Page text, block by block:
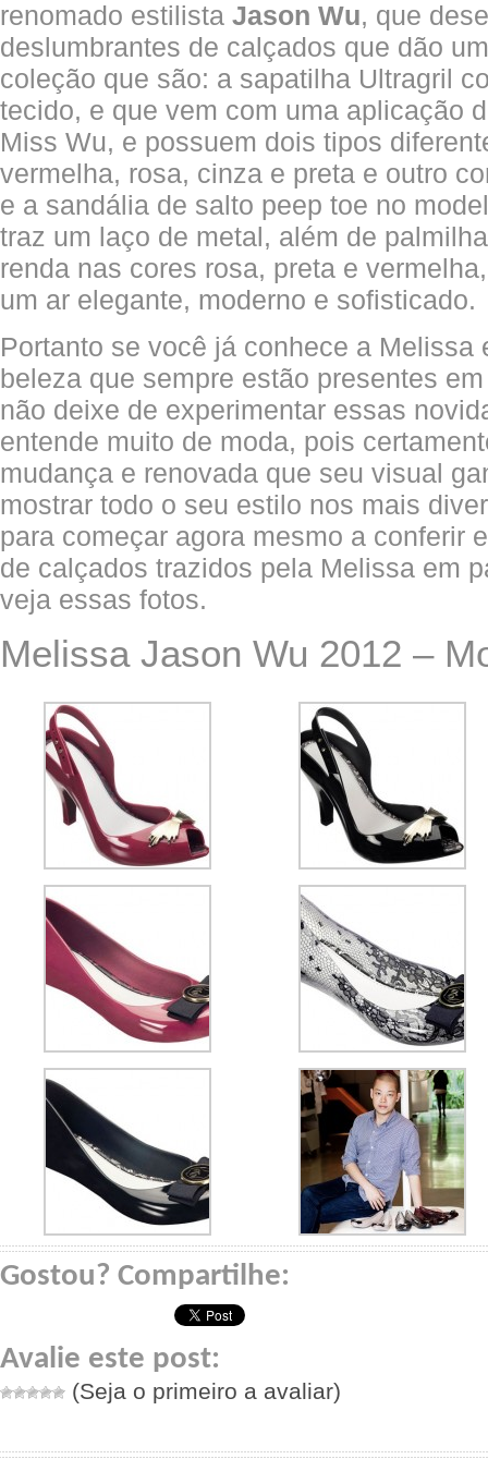
renomado estilista Jason Wu, que
deslumbrantes de calçados que dão
coleção que são: a sapatilha Ultragril
tecido, e que vem com uma aplicação
Miss Wu, e possuem dois tipos
vermelha, rosa, cinza e preta e outro
e a sandália de salto peep toe no
traz um laço de metal, além de
renda nas cores rosa, preta e
um ar elegante, moderno e sofisticado.
Portanto se você já conhece a Melissa
beleza que sempre estão presentes
não deixe de experimentar essas
entende muito de moda, pois
mudança e renovada que seu visual
mostrar todo o seu estilo nos mais
para começar agora mesmo a conferir
de calçados trazidos pela Melissa em
veja essas fotos.
Melissa Jason Wu 2012 –
Gostou? Compartilhe:
Avalie este post:
(Seja o primeiro a avaliar)